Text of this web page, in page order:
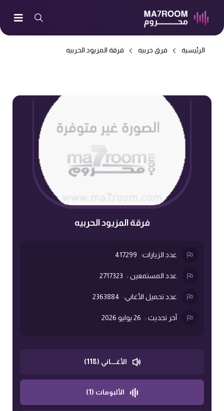
الرئيسية فرق حربيه فرقة المزيود الحربيه
فرقة المزيود الحربيه
عدد الزيارات: 417299
عدد المستمعين : 2717323
عدد تحميل الأغاني: 2363884
آخر تحديث : 26 يوليو 2026
الأغــــاني (118)
الألبومات (1)